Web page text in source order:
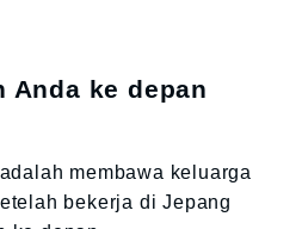
Anda ke depan
membawa keluarga
bekerja di Jepang